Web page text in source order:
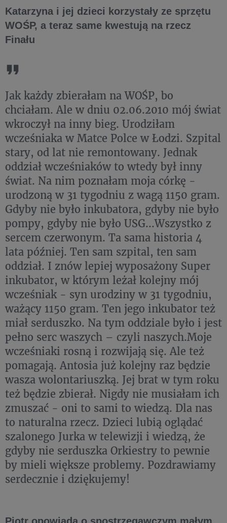
Katarzyna i jej dzieci korzystały ze sprzętu
WOŚP, a teraz same kwestują na rzecz
Finału
Jak każdy zbierałam na WOŚP, bo
chciałam. Ale w dniu 02.06.2010 mój świat
wkroczył na inny bieg. Urodziłam
wcześniaka w Matce Polce w Łodzi. Szpital
stary, od lat nie remontowany. Jednak
oddział wcześniaków to wtedy był inny
świat. Na nim poznałam moja córkę -
urodzoną w 31 tygodniu z wagą 1150 gram.
Gdyby nie było inkubatora, gdyby nie było
pompy, gdyby nie było USG...Wszystko z
sercem czerwonym. Ta sama historia 4
lata później. Ten sam szpital, ten sam
oddział. I znów lepiej wyposażony Super
inkubator, w którym leżał kolejny mój
wcześniak - syn urodziny w 31 tygodniu,
ważący 1150 gram. Ten jego inkubator też
miał serduszko. Na tym oddziale było i jest
pełno serc waszych – czyli naszych.Moje
wcześniaki rosną i rozwijają się. Ale też
pomagają. Antosia już kolejny raz będzie
wasza wolontariuszką. Jej brat w tym roku
też będzie zbierał. Nigdy nie musiałam ich
zmuszać - oni to sami to wiedzą. Dla nas
to naturalna rzecz. Dzieci lubią oglądać
szalonego Jurka w telewizji i wiedzą, że
gdyby nie serduszka Orkiestry to pewnie
by mieli większe problemy. Pozdrawiamy
serdecznie i dziękujemy!